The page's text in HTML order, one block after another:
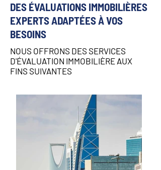
DES ÉVALUATIONS IMMOBILIÈRES
EXPERTS ADAPTÉES À VOS
BESOINS
NOUS OFFRONS DES SERVICES
D'ÉVALUATION IMMOBILIÈRE AUX
FINS SUIVANTES